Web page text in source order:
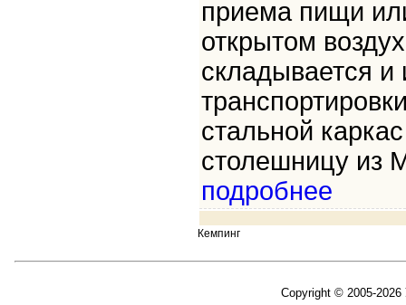
приема пищи
открытом
складывается и
стальной
столешницу из
подробнее
Кемпинг
Copyright © 2005-2026